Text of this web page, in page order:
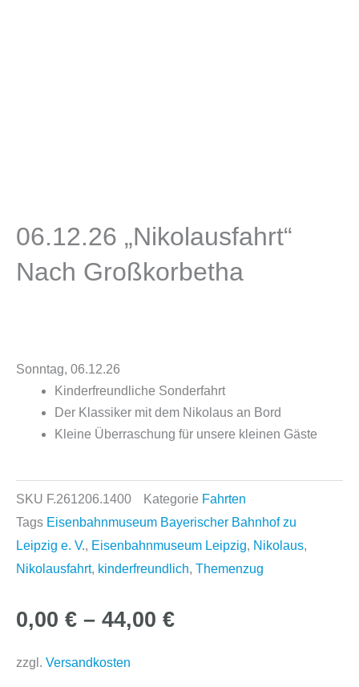
06.12.26 „Nikolausfahrt“
Nach Großkorbetha
Sonntag, 06.12.26
Kinderfreundliche Sonderfahrt
Der Klassiker mit dem Nikolaus an Bord
Kleine Überraschung für unsere kleinen Gäste
SKU F.261206.1400 Kategorie Fahrten
Tags Eisenbahnmuseum Bayerischer Bahnhof zu
Leipzig e. V., Eisenbahnmuseum Leipzig, Nikolaus,
Nikolausfahrt, kinderfreundlich, Themenzug
0,00 € – 44,00 €
zzgl. Versandkosten